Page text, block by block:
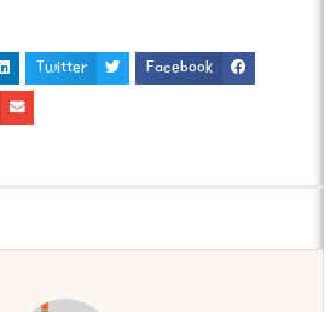
Facebook
Twitter